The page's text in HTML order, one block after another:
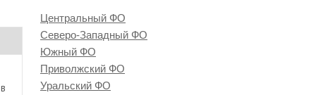
Центральный ФО
Северо-Западный ФО
Южный ФО
Приволжский ФО
Уральский ФО